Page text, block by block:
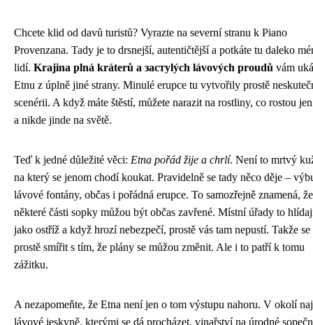
Chcete klid od davů turistů? Vyrazte na severní stranu k Piano
Provenzana. Tady je to drsnejší, autentičtější a potkáte tu daleko
lidí. Krajina plná kráterů a застylých lávových proudů vám
Etnu z úplně jiné strany. Minulé erupce tu vytvořily prostě
scenérii. A když máte štěstí, můžete narazit na rostliny, co rostou
a nikde jinde na světě.
Teď k jedné důležité věci: Etna pořád žije a chrlí. Není to mrtvý
na který se jenom chodí koukat. Pravidelně se tady něco děje –
lávové fontány, občas i pořádná erupce. To samozřejně znamená, že
některé části sopky můžou být občas zavřené. Místní úřady to
jako ostříž a když hrozí nebezpečí, prostě vás tam nepustí. Takže se
prostě smířit s tím, že plány se můžou změnit. Ale i to patří k tomu
zážitku.
A nezapomeňte, že Etna není jen o tom výstupu nahoru. V okolí
lávové jeskyně, kterými se dá procházet, vinařství na úrodné